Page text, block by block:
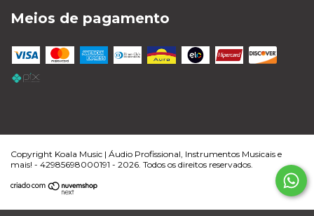
Meios de pagamento
Copyright Koala Music | Áudio Profissional, Instrumentos Musicais e
mais! - 42985698000191 - 2026. Todos os direitos reservados.